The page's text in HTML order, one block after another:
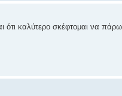
ότι καλύτερο σκέφτομαι να